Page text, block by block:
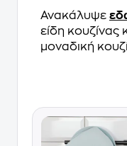
Ανακάλυψε
είδη κουζίνας
μοναδική